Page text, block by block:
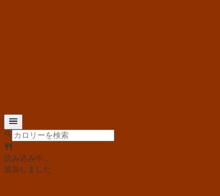
読み込み中...
追加しました